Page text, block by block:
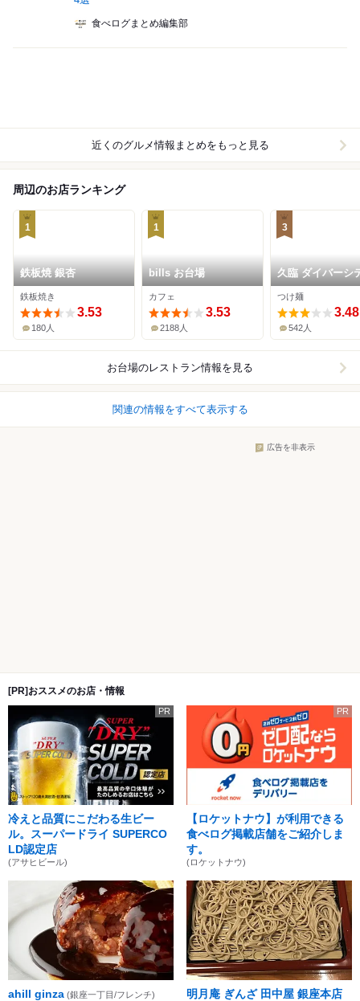
食べログまとめ編集部
近くのグルメ情報まとめをもっと見る
周辺のお店ランキング
1
鉄板焼 銀杏
鉄板焼き
3.53
180人
1
bills お台場
カフェ
3.53
2188人
3
久臨 ダイバーシ
東京プラザ店
つけ麺
3.48
542人
お台場のレストラン情報を見る
関連の情報をすべて表示する
広告を非表示
[PR]おススメのお店・情報
PR
冷えと品質にこだわる生ビー
ル。スーパードライ SUPERCO
LD認定店
(アサヒビール)
PR
【ロケットナウ】が利用できる
食べログ掲載店舗をご紹介しま
す。
(ロケットナウ)
ahill ginza (銀座一丁目/フレンチ) 明月庵 ぎんざ 田中屋 銀座本店